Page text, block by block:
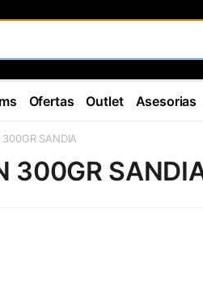
Ofertas Outlet Asesorias
300GR SANDIA
300GR